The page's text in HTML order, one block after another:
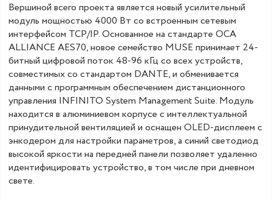
Вершиной всего проекта является новый усилительный
модуль мощностью 4000 Вт со встроенным сетевым
интерфейсом TCP/IP. Основанное на стандарте OCA
ALLIANCE AES70, новое семейство MUSE принимает 24-
битный цифровой поток 48-96 кГц со всех устройств,
совместимых со стандартом DANTE, и обменивается
данными с программным обеспечением дистанционного
управления INFINITO System Management Suite. Модуль
находится в алюминиевом корпусе с интеллектуальной
принудительной вентиляцией и оснащен OLED-дисплеем с
энкодером для настройки параметров, а синий светодиод
высокой яркости на передней панели позволяет удаленно
идентифицировать устройство, в том числе при дневном
свете.